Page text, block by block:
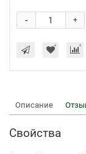
+
-
Описание
Свойства